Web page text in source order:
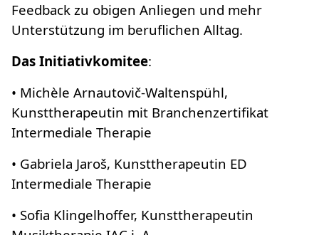
Feedback zu obigen Anliegen und mehr
Unterstützung im beruflichen Alltag.
Das Initiativkomitee:
• Michèle Arnautovič-Waltenspühl,
Kunsttherapeutin mit Branchenzertifikat
Intermediale Therapie
• Gabriela Jaroš, Kunsttherapeutin ED
Intermediale Therapie
• Sofia Klingelhoffer, Kunsttherapeutin